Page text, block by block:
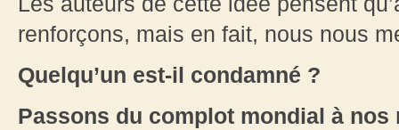
renforçons, mais en fait, nous nous
Quelqu’un est-il condamné ?
Passons du complot mondial à